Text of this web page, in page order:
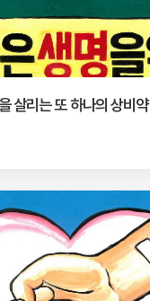
살리는 또 하나의 상비약